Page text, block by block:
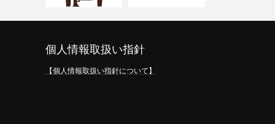
個人情報取扱い指針
【個人情報取扱い指針について】